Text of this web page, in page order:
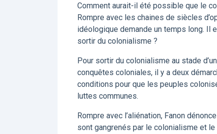
Comment aurait-il été possible que le
Rompre avec les chaines de siècles
idéologique demande un temps long. Il
sortir du colonialisme ?
Pour sortir du colonialisme au stade
conquêtes coloniales, il y a deux
conditions pour que les peuples
luttes communes.
Rompre avec l’aliénation, Fanon
sont gangrenés par le colonialisme et